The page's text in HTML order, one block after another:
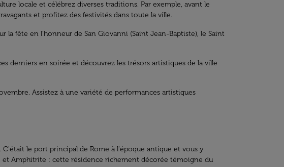
locale et célébrez diverses traditions. Par exemple, avant le
et profitez des festivités dans toute la ville.
fête en l’honneur de San Giovanni (Saint Jean-Baptiste), le Saint
derniers en soirée et découvrez les trésors artistiques de la ville
Assistez à une variété de performances artistiques
le port principal de Rome à l'époque antique et vous y
Amphitrite : cette résidence richement décorée témoigne du